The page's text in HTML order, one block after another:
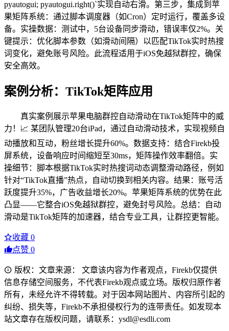
pyautogui; pyautogui.right()`实现自动右滑。第三步，集成到苹
果矩阵系统：通过脚本调度器（如Cron）定时运行，覆盖多设
备。实操数据：测试中，5台设备同步滑动，错误率仅2%。关
键提示：优化脚本参数（如滑动间隔）以匹配TikTok实时热搜
词变化，避免账号风险。此流程适用于iOS免越狱群控，确保
安全高效。
案例分析：TikTok矩阵应用
真实案例展示苹果电脑群控自动滑动在TikTok矩阵中的威
力！📈 某团队管理20台iPad，通过自动滑动技术，实现视频自
动播放和互动，粉丝增长提升60%。数据支持：结合Firekb投
屏系统，设备响应时间缩短至30ms，矩阵操作效率翻倍。实
操细节：脚本根据TikTok实时热搜词动态调整滑动路径，例如
针对“TikTok直播”热点，自动切换到相关内容。结果：账号活
跃度提升35%，广告收益增长20%。苹果矩阵系统的优势在此
凸显——它整合iOS免越狱群控，避免封号风险。总结：自动
滑动是TikTok矩阵的加速器，结合专业工具，让群控更智能。
收藏 0
点赞 0
版权：文章来源： 文章该内容为作者观点，Firekb仅提供
信息存储空间服务，不代表Firekb观点或立场。版权归原作者
所有，未经允许不得转载。对于因本网站图片、内容所引起的
纠纷、损失等，Firekb不承担侵权行为的连带责任。如发现本
站文章存在版权问题，请联系：ysdl@esdli.com